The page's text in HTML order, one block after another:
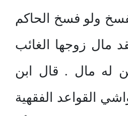
ولو فسخ الحاكم
مال زوجها الغائب
له مال . قال ابن
القواعد الفقهية